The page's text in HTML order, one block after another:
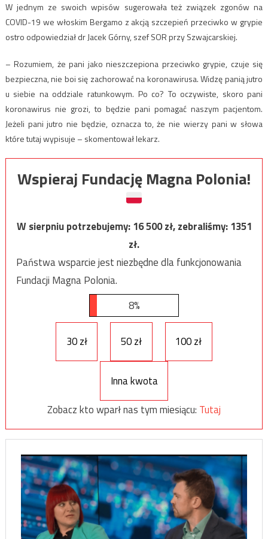
W jednym ze swoich wpisów sugerowała też związek zgonów na
COVID-19 we włoskim Bergamo z akcją szczepień przeciwko w grypie
ostro odpowiedział dr Jacek Górny, szef SOR przy Szwajcarskiej.
– Rozumiem, że pani jako nieszczepiona przeciwko grypie, czuje się
bezpieczna, nie boi się zachorować na koronawirusa. Widzę panią jutro
u siebie na oddziale ratunkowym. Po co? To oczywiste, skoro pani
koronawirus nie grozi, to będzie pani pomagać naszym pacjentom.
Jeżeli pani jutro nie będzie, oznacza to, że nie wierzy pani w słowa
które tutaj wypisuje – skomentował lekarz.
Wspieraj Fundację Magna Polonia!
W sierpniu potrzebujemy:16 500zł, zebraliśmy:1351
zł.
Państwa wsparcie jest niezbędne dla funkcjonowania
Fundacji Magna Polonia.
8%
30 zł 50 zł 100 zł
Inna kwota
Zobacz kto wparł nas tym miesiącu: Tutaj